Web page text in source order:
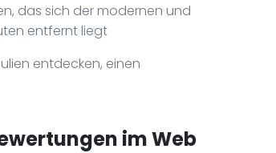
das sich der modernen und
entfernt liegt
entdecken, einen
im Web